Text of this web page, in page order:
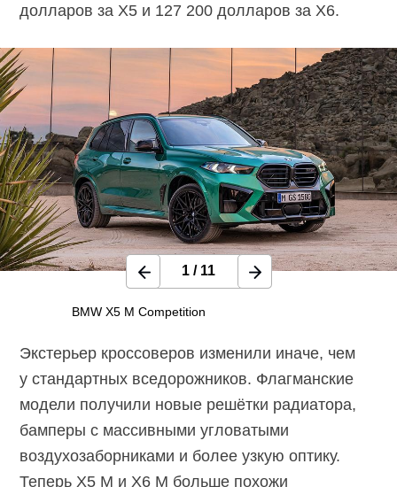
долларов за X5 и 127 200 долларов за X6.
BMW X5 M Competition
1 / 11
Экстерьер кроссоверов изменили иначе, чем
у стандартных вседорожников. Флагманские
модели получили новые решётки радиатора,
бамперы с массивными угловатыми
воздухозаборниками и более узкую оптику.
Теперь X5 M и X6 M больше похожи